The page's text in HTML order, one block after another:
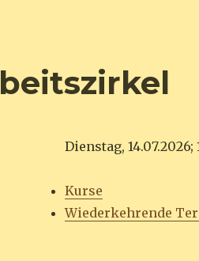
Dienstag, 14.07.2026;
Kurse
Wiederkehrende